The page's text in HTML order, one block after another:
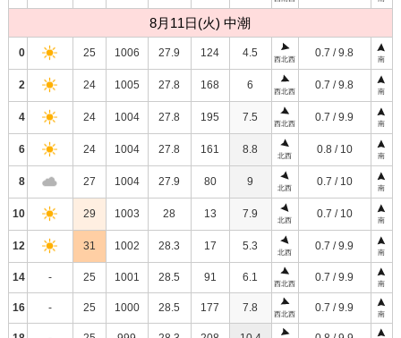
8月11日(火) 中潮
0 25 1006 27.9 124 4.5
西北西
0.7 / 9.8
南
2 24 1005 27.8 168 6
西北西
0.7 / 9.8
南
4 24 1004 27.8 195 7.5
西北西
0.7 / 9.9
南
6 24 1004 27.8 161 8.8
北西
0.8 / 10
南
8 27 1004 27.9 80 9
北西
0.7 / 10
南
10 29 1003 28 13 7.9
北西
0.7 / 10
南
12 31 1002 28.3 17 5.3
北西
0.7 / 9.9
南
14 - 25 1001 28.5 91 6.1
西北西
0.7 / 9.9
南
16 - 25 1000 28.5 177 7.8
西北西
0.7 / 9.9
南